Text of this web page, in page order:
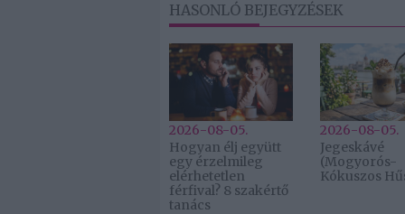
HASONLÓ BEJEGYZÉSEK
2026-08-05.
Hogyan élj együtt
egy érzelmileg
elérhetetlen
férfival? 8 szakértő
tanács
2026-08-05.
Jegeskávé
(Mogyorós-
Kókuszos